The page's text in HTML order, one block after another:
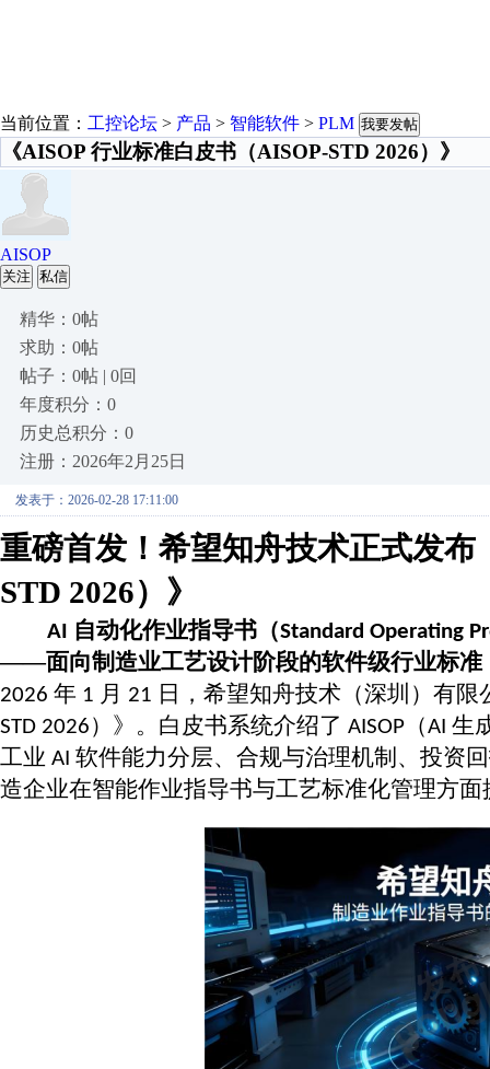
当前位置： 工控论坛 > 产品 > 智能软件 > PLM 我要发帖
《AISOP 行业标准白皮书（AISOP-STD 2026）》
AISOP
关注 私信
精华：0帖
求助：0帖
帖子：0帖 | 0回
年度积分：0
历史总积分：0
注册：2026年2月25日
发表于：2026-02-28 17:11:00
重磅首发！希望知舟技术正式发布
STD 2026）》
AI 自动化作业指导书（Standard Operating
——面向制造业工艺设计阶段的软件级行业标准
2026 年 1 月 21 日，希望知舟技术（深圳）有限
STD 2026）》。白皮书系统介绍了 AISOP （AI 生
工业 AI 软件能力分层、合规与治理机制、投资
造企业在智能作业指导书与工艺标准化管理方